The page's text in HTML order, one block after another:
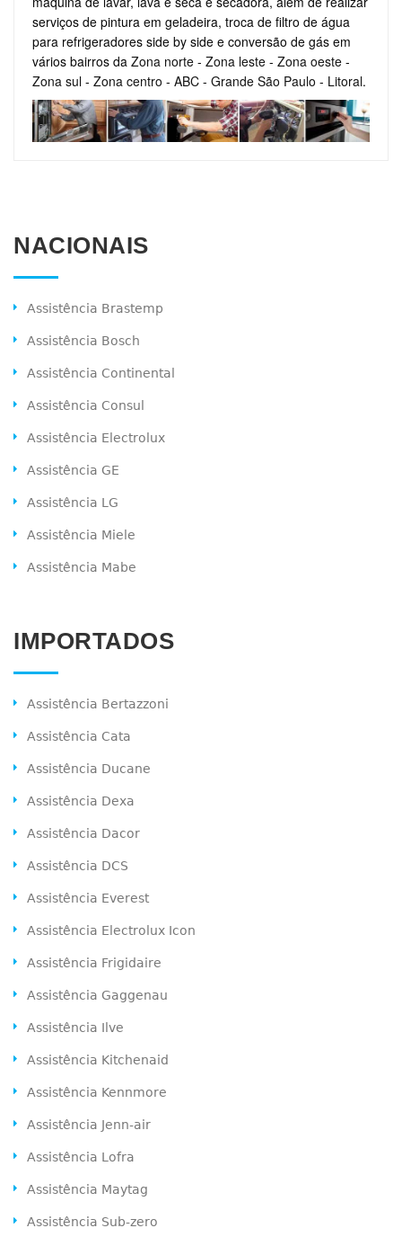
serviços de pintura em geladeira, troca de filtro de água
para refrigeradores side by side e conversão de gás em
vários bairros da Zona norte - Zona leste - Zona oeste -
Zona sul - Zona centro - ABC - Grande São Paulo - Litoral.
NACIONAIS
Assistência Brastemp
Assistência Bosch
Assistência Continental
Assistência Consul
Assistência Electrolux
Assistência GE
Assistência LG
Assistência Miele
Assistência Mabe
IMPORTADOS
Assistência Bertazzoni
Assistência Cata
Assistência Ducane
Assistência Dexa
Assistência Dacor
Assistência DCS
Assistência Everest
Assistência Electrolux Icon
Assistência Frigidaire
Assistência Gaggenau
Assistência Ilve
Assistência Kitchenaid
Assistência Kennmore
Assistência Jenn-air
Assistência Lofra
Assistência Maytag
Assistência Sub-zero